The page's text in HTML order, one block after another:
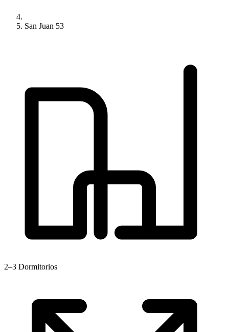
San Juan 53
2–3 Dormitorios